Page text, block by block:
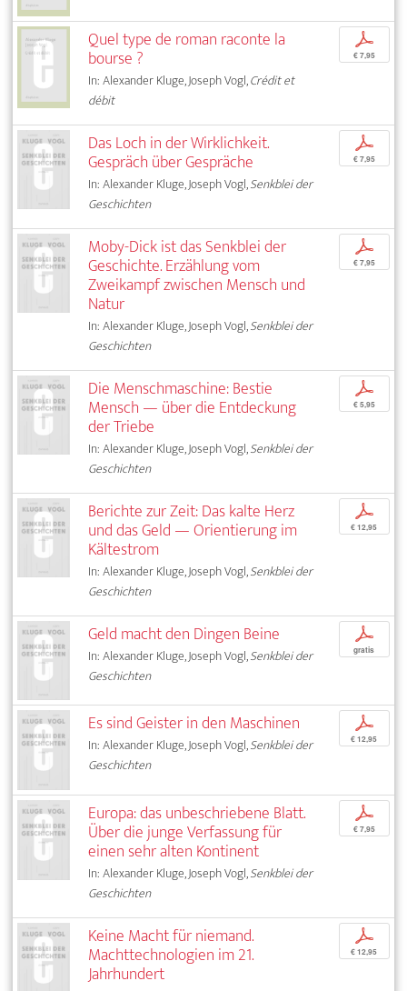
Quel type de roman raconte la
bourse ?
In: Alexander Kluge, Joseph Vogl,Crédit et
débit
p
€ 7,95
Das Loch in der Wirklichkeit.
Gespräch über Gespräche
In: Alexander Kluge, Joseph Vogl,Senkblei der
Geschichten
p
€ 7,95
Moby-Dick ist das Senkblei der
Geschichte. Erzählung vom
Zweikampf zwischen Mensch und
Natur
In: Alexander Kluge, Joseph Vogl,Senkblei der
Geschichten
p
€ 7,95
Die Menschmaschine: Bestie
Mensch — über die Entdeckung
der Triebe
In: Alexander Kluge, Joseph Vogl,Senkblei der
Geschichten
p
€ 5,95
Berichte zur Zeit: Das kalte Herz
und das Geld — Orientierung im
Kältestrom
In: Alexander Kluge, Joseph Vogl,Senkblei der
Geschichten
p
€ 12,95
Geld macht den Dingen Beine
In: Alexander Kluge, Joseph Vogl,Senkblei der
Geschichten
p
gratis
Es sind Geister in den Maschinen
In: Alexander Kluge, Joseph Vogl,Senkblei der
Geschichten
p
€ 12,95
Europa: das unbeschriebene Blatt.
Über die junge Verfassung für
einen sehr alten Kontinent
In: Alexander Kluge, Joseph Vogl,Senkblei der
Geschichten
p
€ 7,95
Keine Macht für niemand.
Machttechnologien im 21.
Jahrhundert
p
€ 12,95